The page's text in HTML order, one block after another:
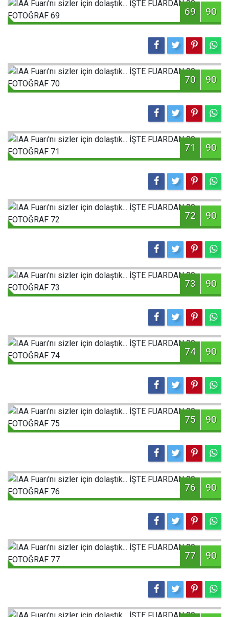
69 90
70 90
71 90
72 90
73 90
74 90
75 90
76 90
77 90